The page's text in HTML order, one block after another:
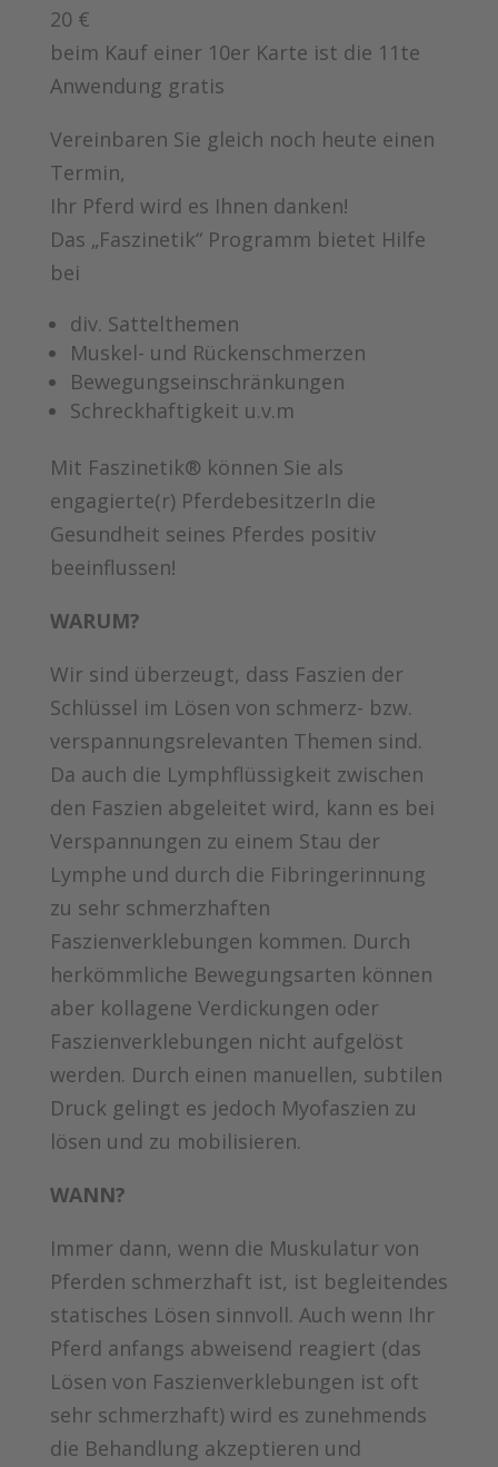
20 €
beim Kauf einer 10er Karte ist die 11te
Anwendung gratis
Vereinbaren Sie gleich noch heute einen
Termin,
Ihr Pferd wird es Ihnen danken!
Das „Faszinetik“ Programm bietet Hilfe
bei
div. Sattelthemen
Muskel- und Rückenschmerzen
Bewegungseinschränkungen
Schreckhaftigkeit u.v.m
Mit Faszinetik® können Sie als
engagierte(r) PferdebesitzerIn die
Gesundheit seines Pferdes positiv
beeinflussen!
WARUM?
Wir sind überzeugt, dass Faszien der
Schlüssel im Lösen von schmerz- bzw.
verspannungsrelevanten Themen sind.
Da auch die Lymphflüssigkeit zwischen
den Faszien abgeleitet wird, kann es bei
Verspannungen zu einem Stau der
Lymphe und durch die Fibringerinnung
zu sehr schmerzhaften
Faszienverklebungen kommen. Durch
herkömmliche Bewegungsarten können
aber kollagene Verdickungen oder
Faszienverklebungen nicht aufgelöst
werden. Durch einen manuellen, subtilen
Druck gelingt es jedoch Myofaszien zu
lösen und zu mobilisieren.
WANN?
Immer dann, wenn die Muskulatur von
Pferden schmerzhaft ist, ist begleitendes
statisches Lösen sinnvoll. Auch wenn Ihr
Pferd anfangs abweisend reagiert (das
Lösen von Faszienverklebungen ist oft
sehr schmerzhaft) wird es zunehmends
die Behandlung akzeptieren und